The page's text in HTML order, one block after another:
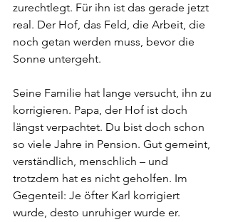
zurechtlegt. Für ihn ist das gerade jetzt
real. Der Hof, das Feld, die Arbeit, die
noch getan werden muss, bevor die
Sonne untergeht.
Seine Familie hat lange versucht, ihn zu
korrigieren. Papa, der Hof ist doch
längst verpachtet. Du bist doch schon
so viele Jahre in Pension. Gut gemeint,
verständlich, menschlich – und
trotzdem hat es nicht geholfen. Im
Gegenteil: Je öfter Karl korrigiert
wurde, desto unruhiger wurde er.